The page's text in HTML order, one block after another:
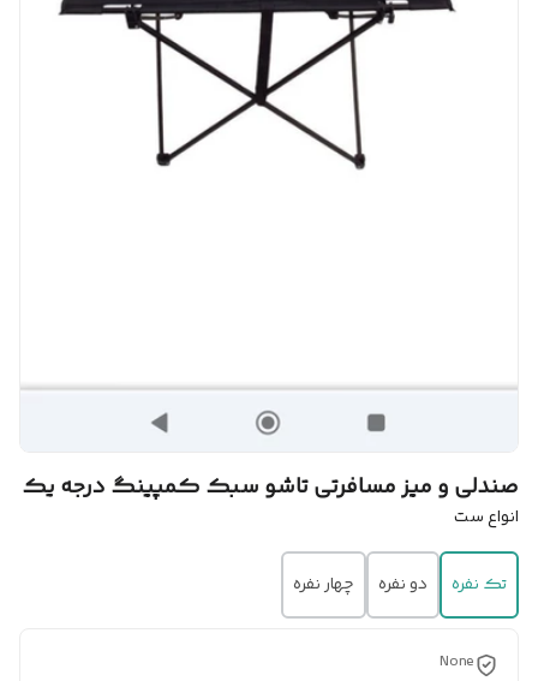
صندلی و میز مسافرتی تاشو سبک کمپینگ درجه یک
انواع ست
تک نفره دو نفره چهار نفره
None